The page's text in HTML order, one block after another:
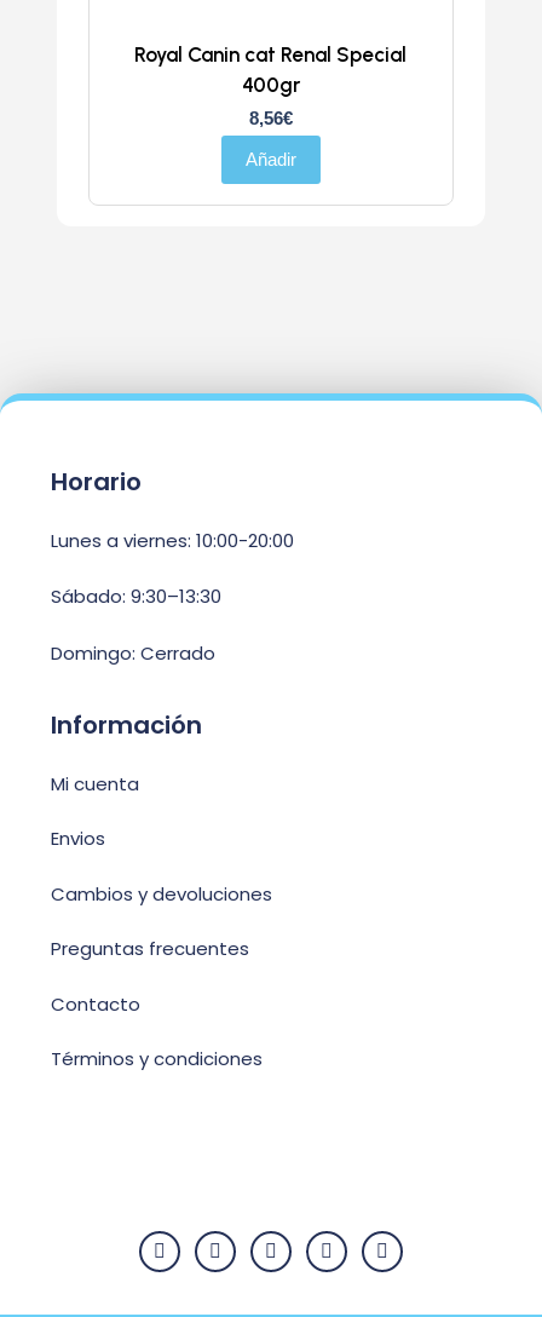
Royal Canin cat Renal Special
400gr
8,56€
Añadir
Horario
Lunes a viernes: 10:00-20:00
Sábado: 9:30–13:30
Domingo: Cerrado
Información
Mi cuenta
Envios
Cambios y devoluciones
Preguntas frecuentes
Contacto
Términos y condiciones